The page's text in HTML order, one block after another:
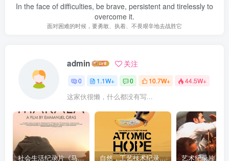
In the face of difficulties, be brave, persistent and tirelessly to
overcome it.
面对困难的时候，要勇敢、执着、不畏艰辛地去战胜它
admin 关注
0 1.1W+ 0 10.7W+ 44.5W+
这家伙很懒，什么都没有写...
社会生活纪录片《马加拉 Makala》下载 自然，工艺技术纪录片《原子能的希望 Atomic Hope – Inside the Pro-Nuclear Movement》下载